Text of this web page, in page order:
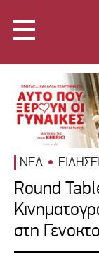
ΝΕΑ
Round
στη